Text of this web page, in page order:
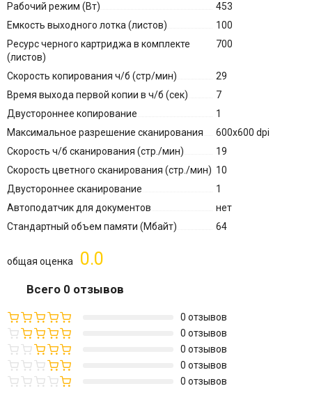
Рабочий режим (Вт)
453
Емкость выходного лотка (листов)
100
Ресурс черного картриджа в комплекте
(листов)
700
Скорость копирования ч/б (стр/мин)
29
Время выхода первой копии в ч/б (сек)
7
Двустороннее копирование
1
Максимальное разрешение сканирования
600x600 dpi
Скорость ч/б сканирования (стр./мин)
19
Скорость цветного сканирования (стр./мин) 10
Двустороннее сканирование
1
Автоподатчик для документов
нет
Стандартный объем памяти (Мбайт)
64
0.0
общая оценка
Всего 0 отзывов
0 отзывов
0 отзывов
0 отзывов
0 отзывов
0 отзывов